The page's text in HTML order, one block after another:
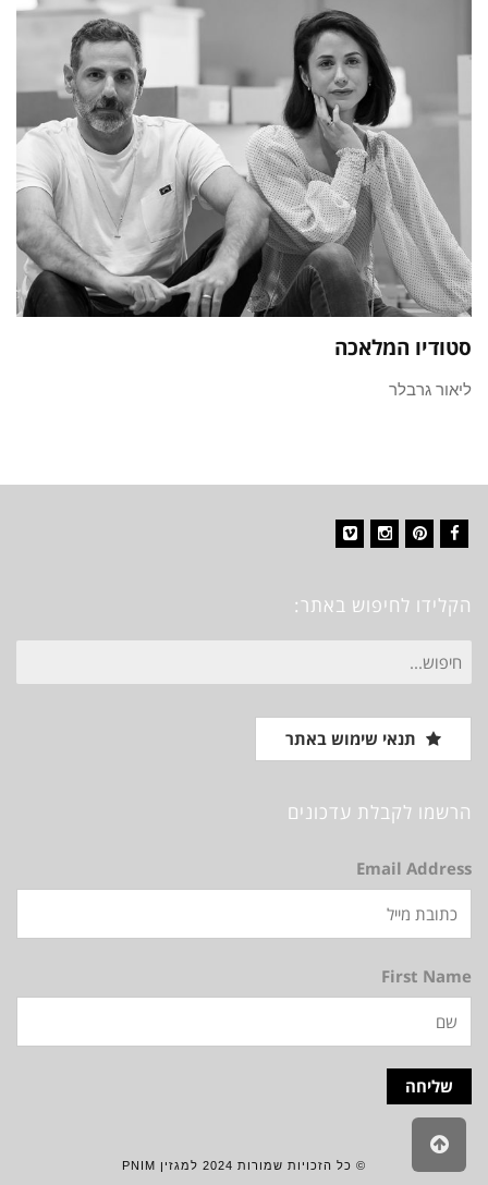
סטודיו המלאכה
ליאור גרבלר
הקלידו לחיפוש באתר:
חיפוש
עבור:
תנאי שימוש באתר
הרשמו לקבלת עדכונים
Email Address
First Name
© כל הזכויות שמורות 2024 למגזין PNIM
גלילה
לראש